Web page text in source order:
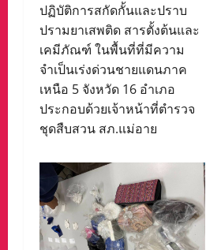
ปฏิบัติการสกัดกั้นและปราบ
ปรามยาเสพติด สารตั้งต้นและ
เคมีภัณฑ์ ในพื้นที่ที่มีความ
จำเป็นเร่งด่วนชายแดนภาค
เหนือ 5 จังหวัด 16 อำเภอ
ประกอบด้วยเจ้าหน้าที่ตำรวจ
ชุดสืบสวน สภ.แม่อาย